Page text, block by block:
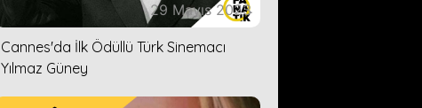
29 Mayıs 2023
Cannes'da İlk Ödüllü Türk Sinemacı
Yılmaz Güney